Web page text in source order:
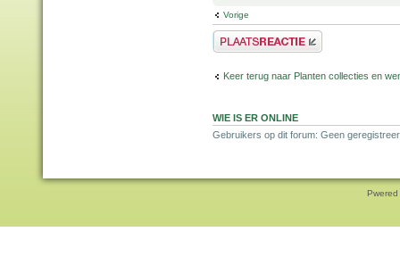
Vorige
Plaats een reactie
Keer terug naar Planten collecties en
WIE IS ER ONLINE
Gebruikers op dit forum: Geen